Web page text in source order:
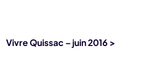
Vivre Quissac – juin 2016 >